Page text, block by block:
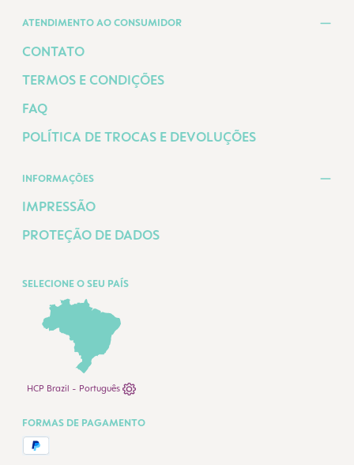
ATENDIMENTO AO CONSUMIDOR
CONTATO
TERMOS E CONDIÇÕES
FAQ
POLÍTICA DE TROCAS E DEVOLUÇÕES
INFORMAÇÕES
IMPRESSÃO
PROTEÇÃO DE DADOS
SELECIONE O SEU PAÍS
HCP Brazil - Português
FORMAS DE PAGAMENTO